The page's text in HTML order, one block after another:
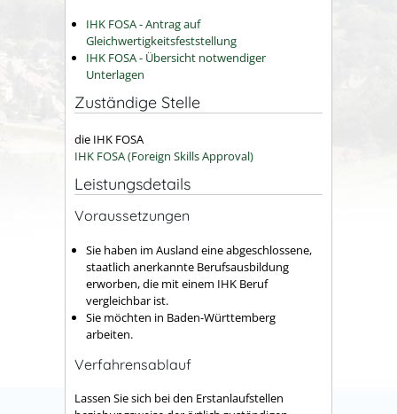
IHK FOSA - Antrag auf
Gleichwertigkeitsfeststellung
IHK FOSA - Übersicht notwendiger
Unterlagen
Zuständige Stelle
die IHK FOSA
IHK FOSA (Foreign Skills Approval)
Leistungsdetails
Voraussetzungen
Sie haben im Ausland eine abgeschlossene,
staatlich anerkannte Berufsausbildung
erworben, die mit einem IHK Beruf
vergleichbar ist.
Sie möchten in Baden-Württemberg
arbeiten.
Verfahrensablauf
Lassen Sie sich bei den Erstanlaufstellen